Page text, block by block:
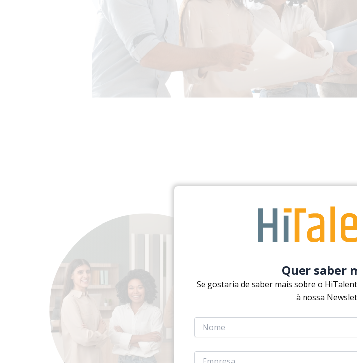
O
As suas
Quer saber
Se gostaria de saber mais sobre o
à nossa